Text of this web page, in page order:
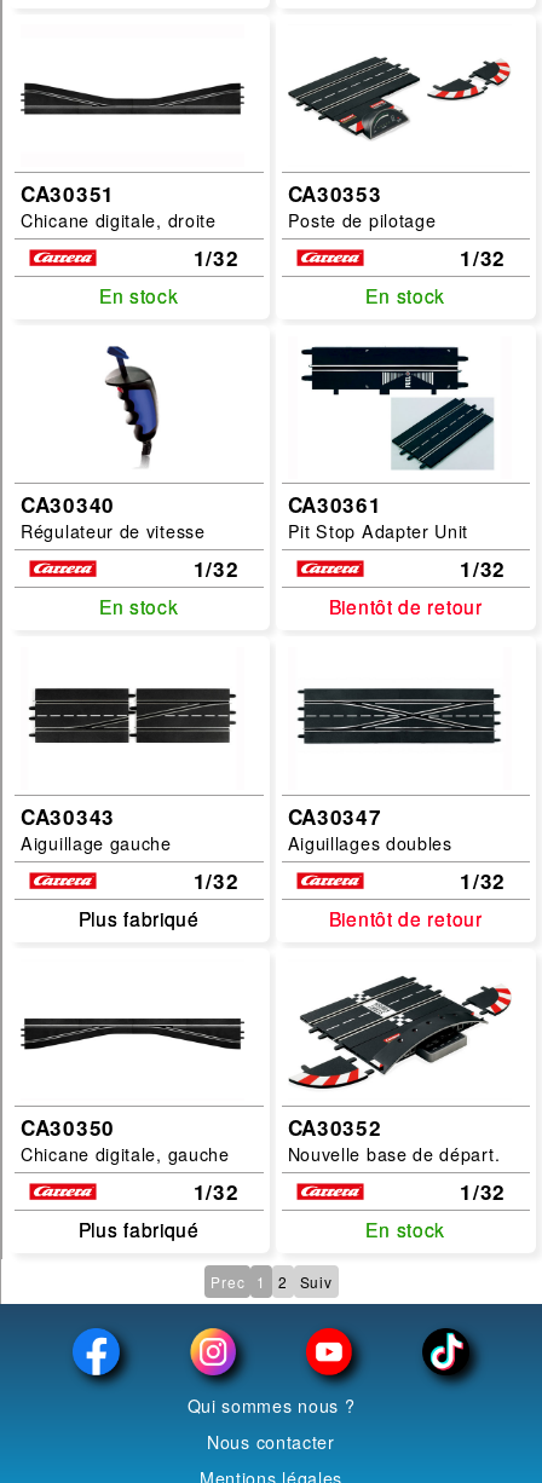
CA30351
Chicane digitale, droite
1/32
En stock
En stock
CA30353
Poste de pilotage
1/32
En stock
En stock
CA30340
Régulateur de vitesse
1/32
En stock
En stock
CA30361
Pit Stop Adapter Unit
1/32
Bientôt de retour
Bientôt de retour
CA30343
Aiguillage gauche
1/32
Plus fabriqué
Plus fabriqué
CA30347
Aiguillages doubles
1/32
Bientôt de retour
Bientôt de retour
CA30350
Chicane digitale, gauche
1/32
Plus fabriqué
Plus fabriqué
CA30352
Nouvelle base de départ.
1/32
En stock
En stock
Prec 1 2 Suiv
Qui sommes nous ?
Nous contacter
Mentions légales